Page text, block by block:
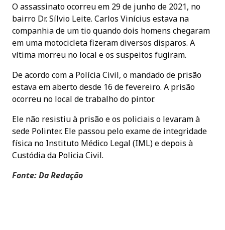
O assassinato ocorreu em 29 de junho de 2021, no
bairro Dr. Sílvio Leite. Carlos Vinícius estava na
companhia de um tio quando dois homens chegaram
em uma motocicleta fizeram diversos disparos. A
vítima morreu no local e os suspeitos fugiram.
De acordo com a Polícia Civil, o mandado de prisão
estava em aberto desde 16 de fevereiro. A prisão
ocorreu no local de trabalho do pintor.
Ele não resistiu à prisão e os policiais o levaram à
sede Polinter. Ele passou pelo exame de integridade
física no Instituto Médico Legal (IML) e depois à
Custódia da Policia Civil.
Fonte: Da Redação